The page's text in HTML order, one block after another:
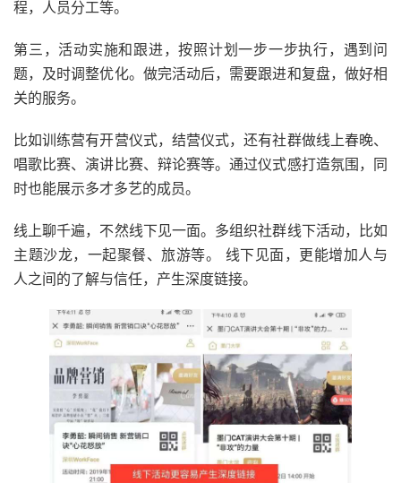
程，人员分工等。
第三，活动实施和跟进，按照计划一步一步执行，遇到问
题，及时调整优化。做完活动后，需要跟进和复盘，做好相
关的服务。
比如训练营有开营仪式，结营仪式，还有社群做线上春晚、
唱歌比赛、演讲比赛、辩论赛等。通过仪式感打造氛围，同
时也能展示多才多艺的成员。
线上聊千遍，不然线下见一面。多组织社群线下活动，比如
主题沙龙，一起聚餐、旅游等。 线下见面，更能增加人与
人之间的了解与信任，产生深度链接。